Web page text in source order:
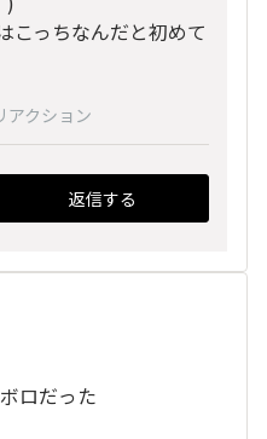
こっちなんだと初めて
アクション
返信する
ロだった